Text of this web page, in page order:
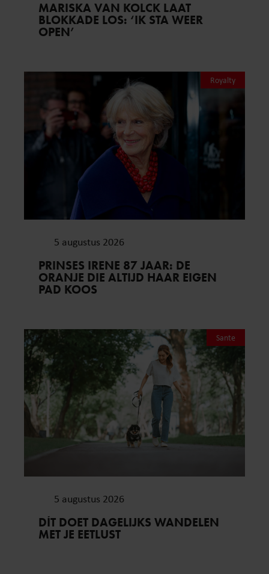
MARISKA VAN KOLCK LAAT
BLOKKADE LOS: ‘IK STA WEER
OPEN’
Royalty
5 augustus 2026
PRINSES IRENE 87 JAAR: DE
ORANJE DIE ALTIJD HAAR EIGEN
PAD KOOS
Sante
5 augustus 2026
DÍT DOET DAGELIJKS WANDELEN
MET JE EETLUST